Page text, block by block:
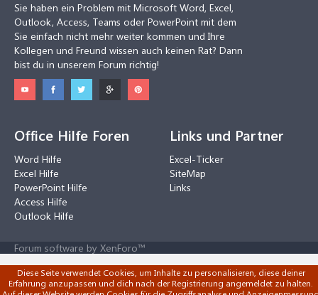
Sie haben ein Problem mit Microsoft Word, Excel,
Outlook, Access, Teams oder PowerPoint mit dem
Sie einfach nicht mehr weiter kommen und Ihre
Kollegen und Freund wissen auch keinen Rat? Dann
bist du in unserem Forum richtig!
Office Hilfe Foren
Word Hilfe
Excel Hilfe
PowerPoint Hilfe
Access Hilfe
Outlook Hilfe
Links und Partner
Excel-Ticker
SiteMap
Links
Forum software by XenForo™
Diese Seite verwendet Cookies, um Inhalte zu personalisieren, diese deiner
Erfahrung anzupassen und dich nach der Registrierung angemeldet zu halten.